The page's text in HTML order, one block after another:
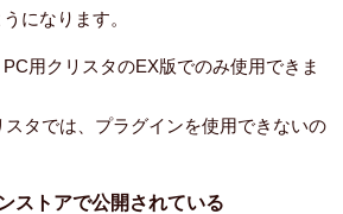
になります。
用クリスタのEX版でのみ使用できま
タでは、プラグインを使用できないの
ストアで公開されている